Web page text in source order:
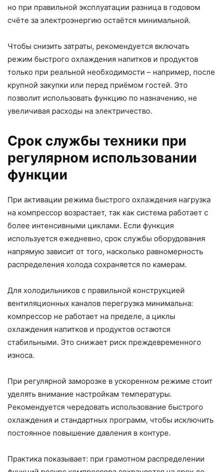
но при правильной эксплуатации разница в годовом
счёте за электроэнергию остаётся минимальной.
Чтобы снизить затраты, рекомендуется включать
режим быстрого охлаждения напитков и продуктов
только при реальной необходимости – например, после
крупной закупки или перед приёмом гостей. Это
позволит использовать функцию по назначению, не
увеличивая расходы на электричество.
Срок службы техники при
регулярном использовании
функции
При активации режима быстрого охлаждения нагрузка
на компрессор возрастает, так как система работает с
более интенсивными циклами. Если функция
используется ежедневно, срок службы оборудования
напрямую зависит от того, насколько равномерность
распределения холода сохраняется по камерам.
Для холодильников с правильной конструкцией
вентиляционных каналов перегрузка минимальна:
компрессор не работает на пределе, а циклы
охлаждения напитков и продуктов остаются
стабильными. Это снижает риск преждевременного
износа.
При регулярной заморозке в ускоренном режиме стоит
уделять внимание настройкам температуры.
Рекомендуется чередовать использование быстрого
охлаждения и стандартных программ, чтобы исключить
постоянное повышение давления в контуре.
Практика показывает: при грамотном распределении